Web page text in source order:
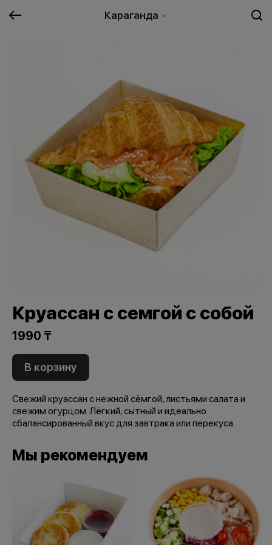
Караганда
Круассан с семгой с собой
1990 ₸
В корзину
Свежий круассан с нежной сёмгой, листьями салата и
свежим огурцом. Лёгкий, сытный и идеально
сбалансированный вкус для завтрака или перекуса.
Мы рекомендуем